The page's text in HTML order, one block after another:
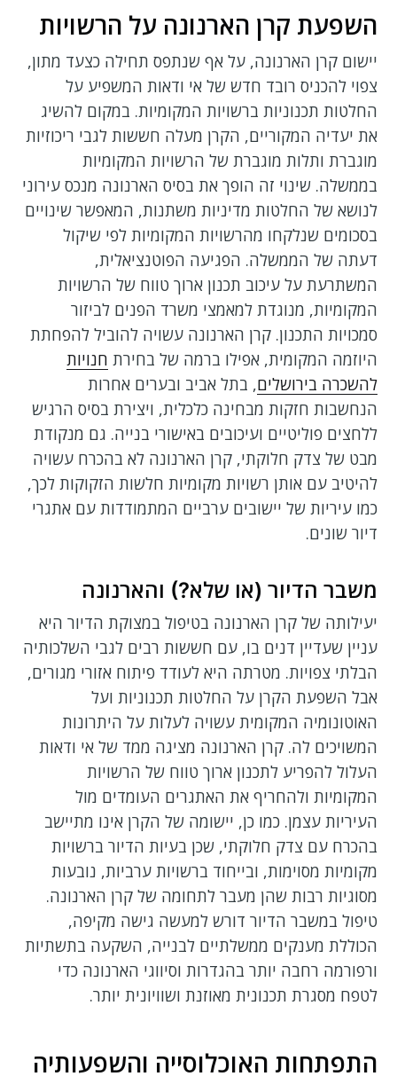
השפעת קרן הארנונה על הרשויות
יישום קרן הארנונה, על אף שנתפס תחילה כצעד מתון,
צפוי להכניס רובד חדש של אי ודאות המשפיע על
החלטות תכנוניות ברשויות המקומיות. במקום להשיג
את יעדיה המקוריים, הקרן מעלה חששות לגבי ריכוזיות
מוגברת ותלות מוגברת של הרשויות המקומיות
בממשלה. שינוי זה הופך את בסיס הארנונה מנכס עירוני
לנושא של החלטות מדיניות משתנות, המאפשר שינויים
בסכומים שנלקחו מהרשויות המקומיות לפי שיקול
דעתה של הממשלה. הפגיעה הפוטנציאלית,
המשתרעת על עיכוב תכנון ארוך טווח של הרשויות
המקומיות, מנוגדת למאמצי משרד הפנים לביזור
סמכויות התכנון. קרן הארנונה עשויה להוביל להפחתת
היוזמה המקומית, אפילו ברמה של בחירת חנויות
להשכרה בירושלים, בתל אביב ובערים אחרות
הנחשבות חזקות מבחינה כלכלית, ויצירת בסיס הרגיש
ללחצים פוליטיים ועיכובים באישורי בנייה. גם מנקודת
מבט של צדק חלוקתי, קרן הארנונה לא בהכרח עשויה
להיטיב עם אותן רשויות מקומיות חלשות הזקוקות לכך,
כמו עיריות של יישובים ערביים המתמודדות עם אתגרי
דיור שונים.
משבר הדיור (או שלא?) והארנונה
יעילותה של קרן הארנונה בטיפול במצוקת הדיור היא
עניין שעדיין דנים בו, עם חששות רבים לגבי השלכותיה
הבלתי צפויות. מטרתה היא לעודד פיתוח אזורי מגורים,
אבל השפעת הקרן על החלטות תכנוניות ועל
האוטונומיה המקומית עשויה לעלות על היתרונות
המשויכים לה. קרן הארנונה מציגה ממד של אי ודאות
העלול להפריע לתכנון ארוך טווח של הרשויות
המקומיות ולהחריף את האתגרים העומדים מול
העיריות עצמן. כמו כן, יישומה של הקרן אינו מתיישב
בהכרח עם צדק חלוקתי, שכן בעיות הדיור ברשויות
מקומיות מסוימות, ובייחוד ברשויות ערביות, נובעות
מסוגיות רבות שהן מעבר לתחומה של קרן הארנונה.
טיפול במשבר הדיור דורש למעשה גישה מקיפה,
הכוללת מענקים ממשלתיים לבנייה, השקעה בתשתיות
ורפורמה רחבה יותר בהגדרות וסיווגי הארנונה כדי
לטפח מסגרת תכנונית מאוזנת ושוויונית יותר.
התפתחות האוכלוסייה והשפעותיה